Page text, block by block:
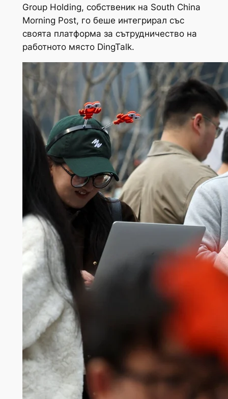
Group Holding, собственик на South China
Morning Post, го беше интегрирал със
своята платформа за сътрудничество на
работното място DingTalk.